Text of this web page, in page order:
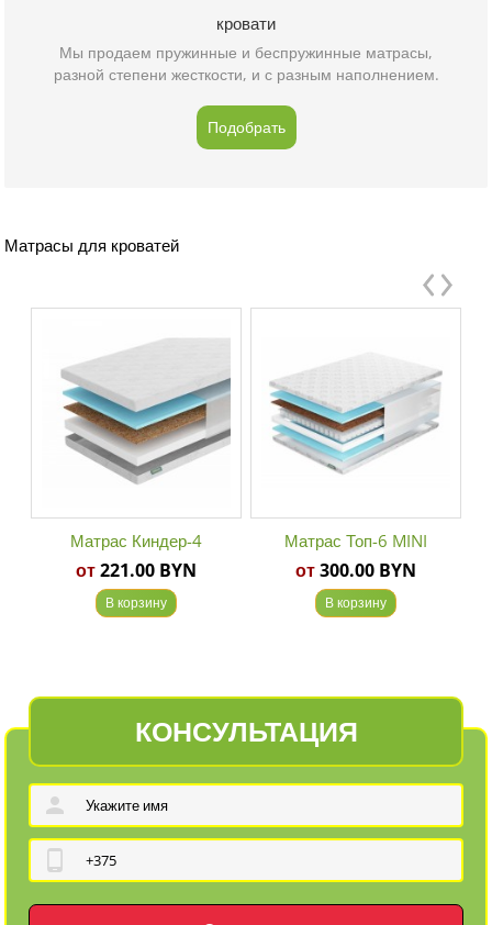
кровати
Мы продаем пружинные и беспружинные матрасы,
разной степени жесткости, и с разным наполнением.
Подобрать
Матрасы для кроватей
Матрас Киндер-4
от221.00 BYN
В корзину
Матрас Топ-6 MINI
от300.00 BYN
В корзину
КОНСУЛЬТАЦИЯ